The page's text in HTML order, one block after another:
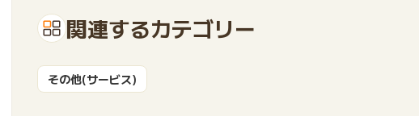
関連するカテゴリー
その他(サービス)